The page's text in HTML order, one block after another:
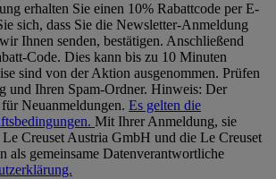
erhalten Sie einen 10% Rabattcode per E-
sich, dass Sie die Newsletter-Anmeldung
Ihnen senden, bestätigen. Anschließend
Code. Dies kann bis zu 10 Minuten
sind von der Aktion ausgenommen. Prüfen
und Ihren Spam-Ordner. Hinweis: Der
Neuanmeldungen. Es gelten die
Mit Ihrer Anmeldung, sie
Le Creuset Austria GmbH und die Le Creuset
als gemeinsame Datenverantwortliche